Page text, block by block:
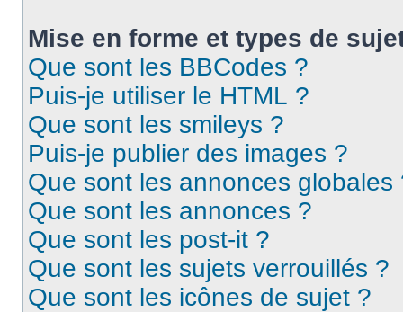
Mise en forme et types de
Que sont les BBCodes ?
Puis-je utiliser le HTML ?
Que sont les smileys ?
Puis-je publier des images ?
Que sont les annonces globales
Que sont les annonces ?
Que sont les post-it ?
Que sont les sujets verrouillés ?
Que sont les icônes de sujet ?